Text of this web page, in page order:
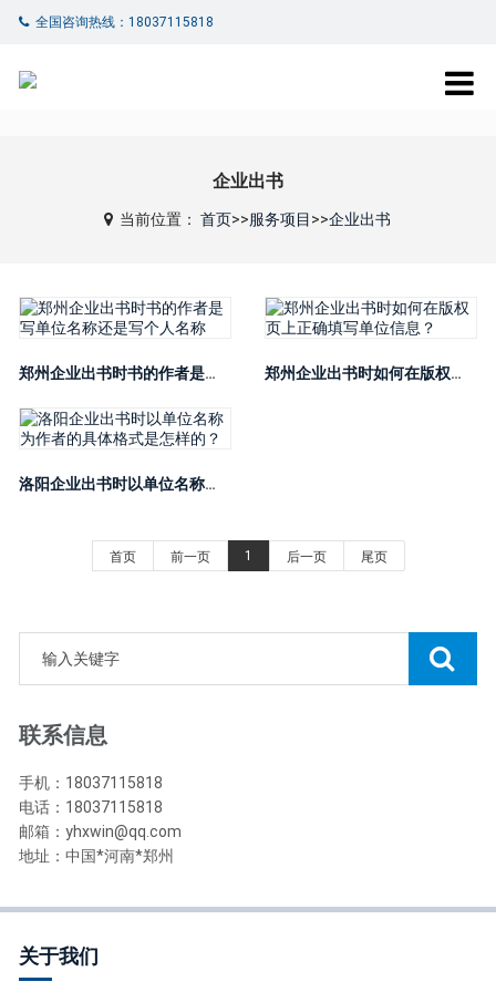
全国咨询热线：18037115818
企业出书
当前位置：首页>>服务项目 >>企业出书
郑州企业出书时书的作者是写单位名称还是写个人名称 郑州企业出书时如何在版权页上正确填写单位信息？
洛阳企业出书时以单位名称为作者的具体格式是怎样的？
首页 前一页 1 后一页 尾页
联系信息
手机：18037115818
电话：18037115818
邮箱：yhxwin@qq.com
地址：中国*河南*郑州
关于我们